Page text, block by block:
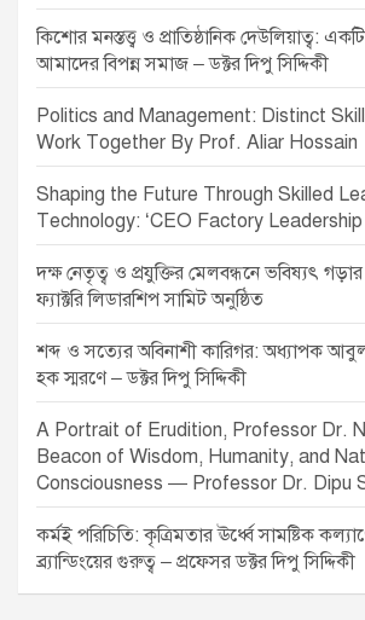
কিশোর মনস্তত্ত্ব ও প্রাতিষ্ঠানিক দেউলিয়াত্ব:
আমাদের বিপন্ন সমাজ – ডক্টর দিপু সিদ্দিকী
Politics and Management: Distinct
Work Together By Prof. Aliar Hossain
Shaping the Future Through Skilled
Technology: ‘CEO Factory
দক্ষ নেতৃত্ব ও প্রযুক্তির মেলবন্ধনে ভবিষ্যৎ
ফ্যাক্টরি লিডারশিপ সামিট অনুষ্ঠিত
শব্দ ও সত্যের অবিনাশী কারিগর: অধ্যাপক
হক স্মরণে – ডক্টর দিপু সিদ্দিকী
A Portrait of Erudition, Professor Dr.
Beacon of Wisdom, Humanity, and
Consciousness — Professor Dr. Dipu
কর্মই পরিচিতি: কৃত্রিমতার ঊর্ধ্বে সামষ্টিক
ব্র্যান্ডিংয়ের গুরুত্ব – প্রফেসর ডক্টর দিপু সিদ্দিকী